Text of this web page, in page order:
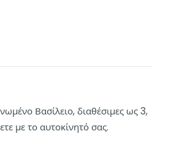
Βασίλειο, διαθέσιμες ως 3,
με το αυτοκίνητό σας.